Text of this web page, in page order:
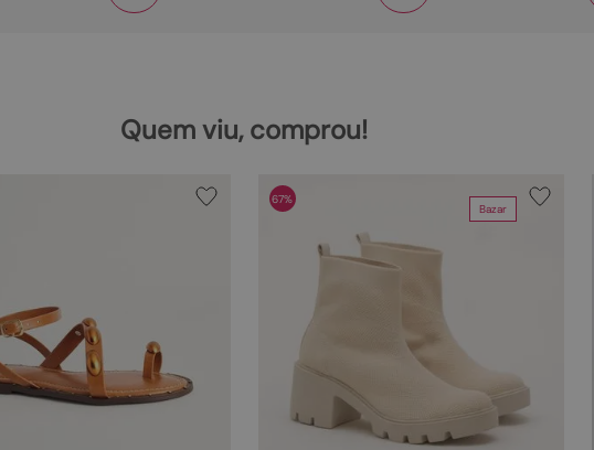
Quem viu, comprou!
Bazar
67%